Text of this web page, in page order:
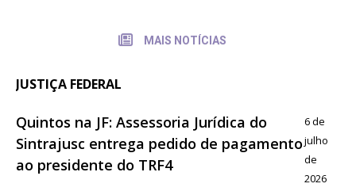
MAIS NOTÍCIAS
JUSTIÇA FEDERAL
Quintos na JF: Assessoria Jurídica do
Sintrajusc entrega pedido de pagamento
ao presidente do TRF4
6 de
julho
de
2026